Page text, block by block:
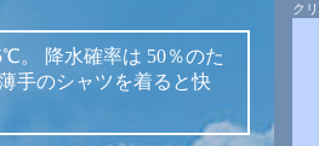
。 降水確率は 50％のた
手のシャツを着ると快
ク